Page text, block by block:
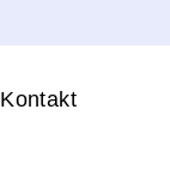
Kontakt